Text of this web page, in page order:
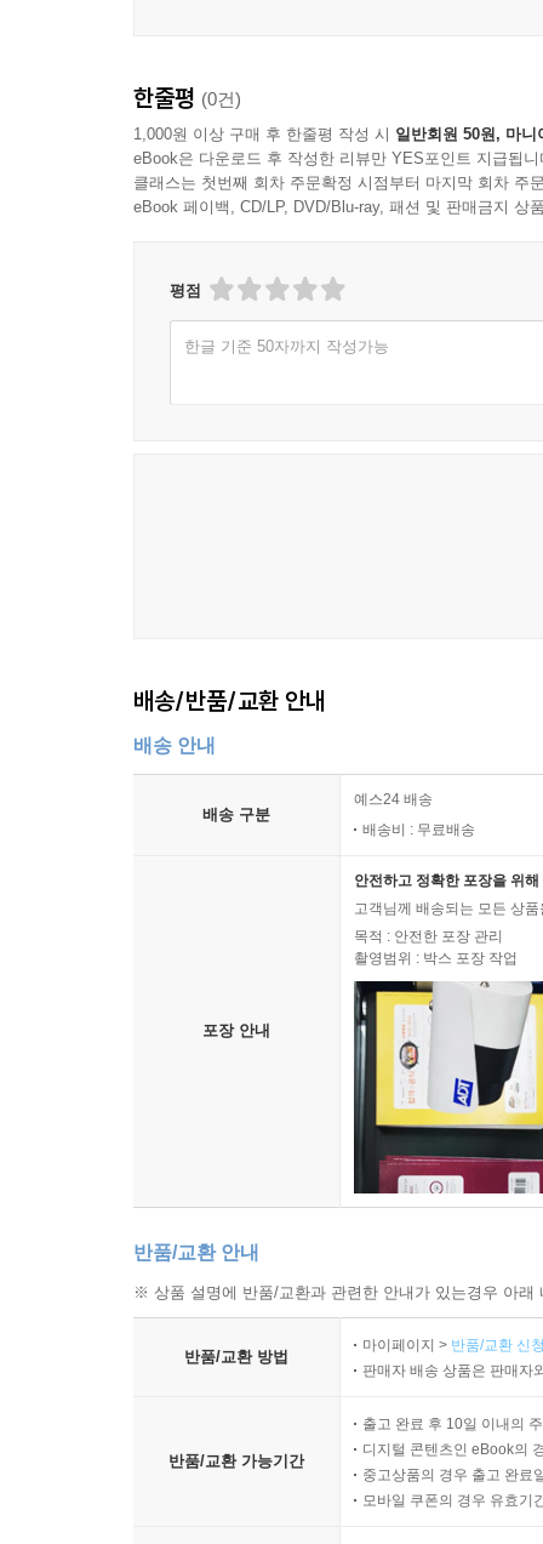
한줄평 (0건)
1,000원 이상 구매 후 한줄평 작성 시 일반회원 50원, 마니
eBook은 다운로드 후 작성한 리뷰만 YES포인트 지급됩니
클래스는 첫번째 회차 주문확정 시점부터 마지막 회차 주
eBook 페이백, CD/LP, DVD/Blu-ray, 패션 및 판매금지 상
평점
한글 기준 50자까지 작성가능
배송/반품/교환 안내
배송 안내
배송 구분
예스24 배송
배송비 : 무료배송
포장 안내
안전하고 정확한 포장을 위
고객님께 배송되는 모든 상
목적 : 안전한 포장 관리
촬영범위 : 박스 포장 작업
반품/교환 안내
※ 상품 설명에 반품/교환과 관련한 안내가 있는경우 아
반품/교환 방법
마이페이지 > 반품/교환 신
판매자 배송 상품은 판매자
반품/교환 가능기간
출고 완료 후 10일 이내의
디지털 콘텐츠인 eBook의
중고상품의 경우 출고 완료
모바일 쿠폰의 경우 유효기